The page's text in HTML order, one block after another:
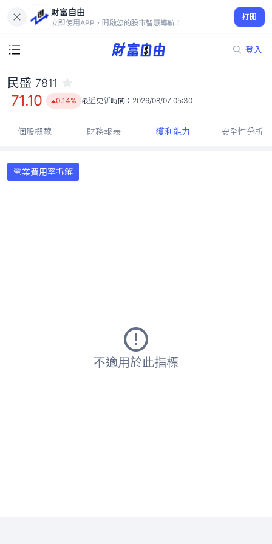
財富自由
立即使用APP，開啟您的股市智慧導航！
打開
登入
71.10
0.14%
民盛 7811
71.10 0.14% 最近更新時間： 2026/08/07 05:30
個股概覽 財務報表 獲利能力 安全性分析
營業費用率拆解
不適用於此指標